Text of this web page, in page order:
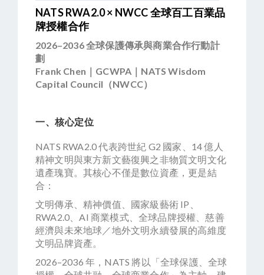
NATS RWA2.0 × NWCC 全球百工百業品
牌授權合作
2026–2036 全球保護傳承與商業合作行動計
劃
Frank Chen｜GCWPA｜NATS Wisdom
Capital Council（NWCC）
一、核心定位
NATS RWA2.0 代表跨世紀 G2 國家、14 億人
精神文明與東方新文藝復興之非物質文明文化
遺產瑰寶。其核心不僅是數位資產，更是結
合：
文明傳承、精神價值、國家級藝術 IP、
RWA2.0、AI 商業模式、全球品牌授權、慈善
經濟與未來地球／地外文明永續發展的高維度
文明品牌資產。
2026–2036 年，NATS 將以「全球保護、全球